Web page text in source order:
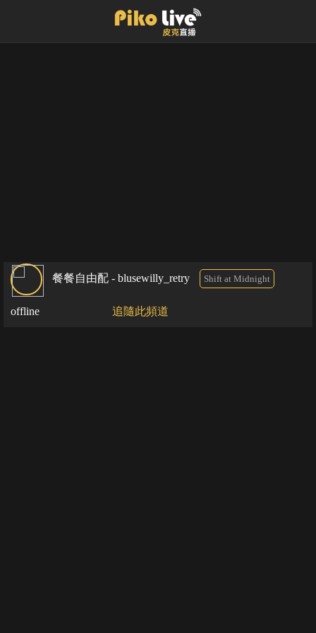
餐餐自由配 - blusewilly_retry Shift at Midnight
offline 追隨此頻道